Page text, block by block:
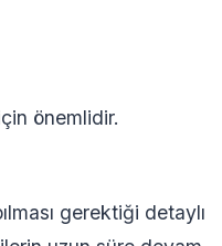
önemlidir.
gerektiği detaylı